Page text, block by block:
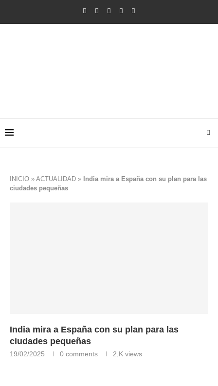
INICIO » ACTUALIDAD » India mira a España con su plan para las
ciudades pequeñas
India mira a España con su plan para las
ciudades pequeñas
19/02/2025 0 comments 2,K views